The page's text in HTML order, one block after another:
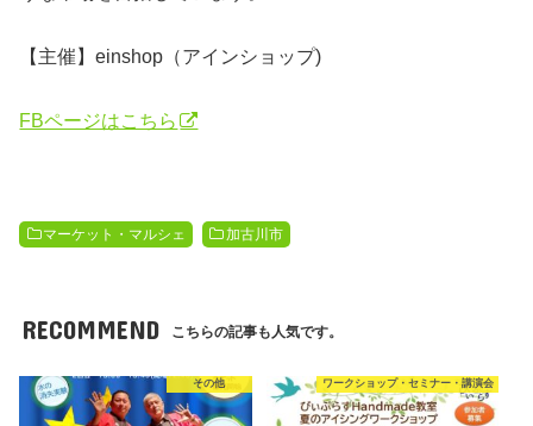
【主催】einshop（アインショップ)
FBページはこちら
マーケット・マルシェ 加古川市
RECOMMEND こちらの記事も人気です。
その他 ワークショップ・セミナー・講演会